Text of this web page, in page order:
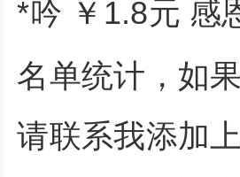
*吟 ￥1.8元 感
名单统计，如
请联系我添加